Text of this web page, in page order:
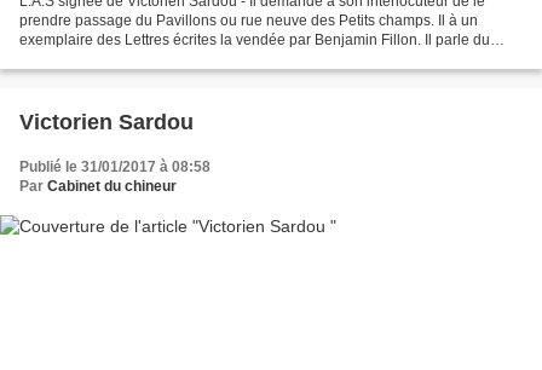
prendre passage du Pavillons ou rue neuve des Petits champs. Il à un
exemplaire des Lettres écrites la vendée par Benjamin Fillon. Il parle du
Victorien Sardou
Publié le 31/01/2017 à 08:58
Par Cabinet du chineur